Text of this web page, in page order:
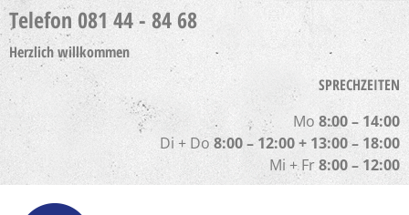
Telefon 081 44 - 84 68
Herzlich willkommen
SPRECHZEITEN
Mo 8:00 – 14:00
Di + Do8:00 – 12:00 + 13:00 – 18:00
Mi + Fr8:00 – 12:00